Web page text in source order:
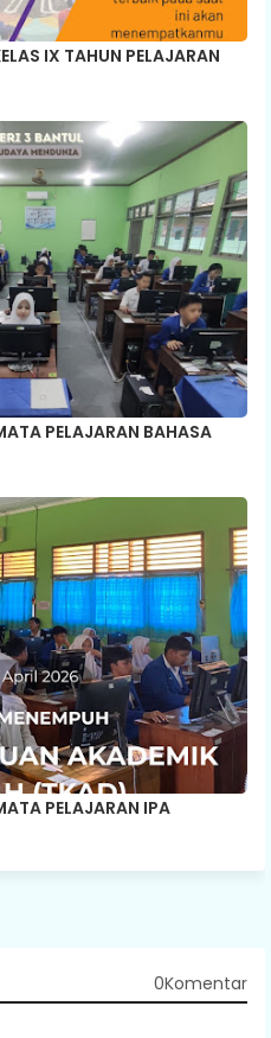
IX TAHUN PELAJARAN
PELAJARAN BAHASA
PELAJARAN IPA
0Komentar